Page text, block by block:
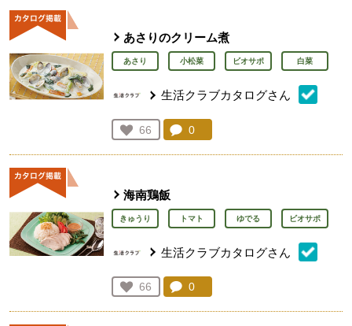
あさりのクリーム煮
あさり 小松菜 ビオサポ 白菜
生活クラブカタログさん
お気に入り登録：
66
人が登録
コメント：
0
海南鶏飯
きゅうり トマト ゆでる ビオサポ
生活クラブカタログさん
お気に入り登録：
66
人が登録
コメント：
0